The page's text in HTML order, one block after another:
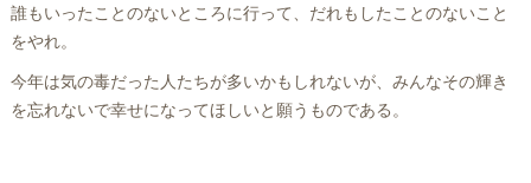
誰もいったことのないところに行って、だれもしたことのないこと
をやれ。
今年は気の毒だった人たちが多いかもしれないが、みんなその輝き
を忘れないで幸せになってほしいと願うものである。